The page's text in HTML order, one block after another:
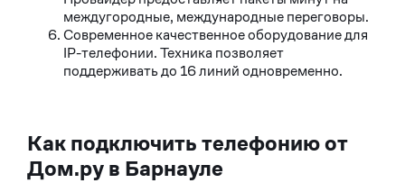
междугородные, международные переговоры.
Современное качественное оборудование для
IP-телефонии. Техника позволяет
поддерживать до 16 линий одновременно.
Как подключить телефонию от
Дом.ру в Барнауле